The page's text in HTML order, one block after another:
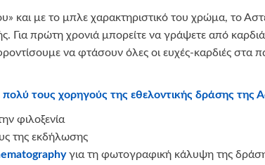
και με το μπλε χαρακτηριστικό του χρώμα, το
Για πρώτη χρονιά μπορείτε να γράψετε από
να φτάσουν όλες οι ευχές-καρδιές στα
πολύ τους χορηγούς της εθελοντικής δράσης της
φιλοξενία
της εκδήλωσης
για τη φωτογραφική κάλυψη της